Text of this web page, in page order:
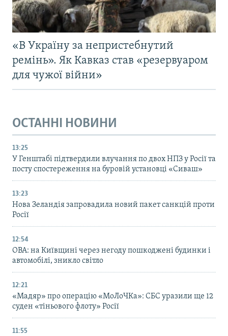
«В Україну за непристебнутий
ремінь». Як Кавказ став «резервуаром
для чужої війни»
ОСТАННІ НОВИНИ
13:25
У Генштабі підтвердили влучання по двох НПЗ у Росії та
посту спостереження на буровій установці «Сиваш»
13:23
Нова Зеландія запровадила новий пакет санкцій проти
Росії
12:54
ОВА: на Київщині через негоду пошкоджені будинки і
автомобілі, зникло світло
12:21
«Мадяр» про операцію «МоЛоЧКа»: СБС уразили ще 12
суден «тіньового флоту» Росії
11:55